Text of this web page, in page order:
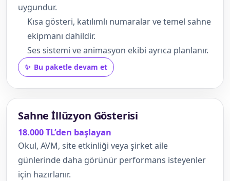
uygundur.
Kısa gösteri, katılımlı numaralar ve temel sahne
ekipmanı dahildir.
Ses sistemi ve animasyon ekibi ayrıca planlanır.
Bu paketle devam et
Sahne İllüzyon Gösterisi
18.000 TL’den başlayan
Okul, AVM, site etkinliği veya şirket aile
günlerinde daha görünür performans isteyenler
için hazırlanır.